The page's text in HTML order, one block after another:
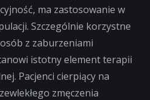
ma zastosowanie w
Szczególnie korzystne
z zaburzeniami
istotny element terapii
Pacjenci cierpiący na
zmęczenia